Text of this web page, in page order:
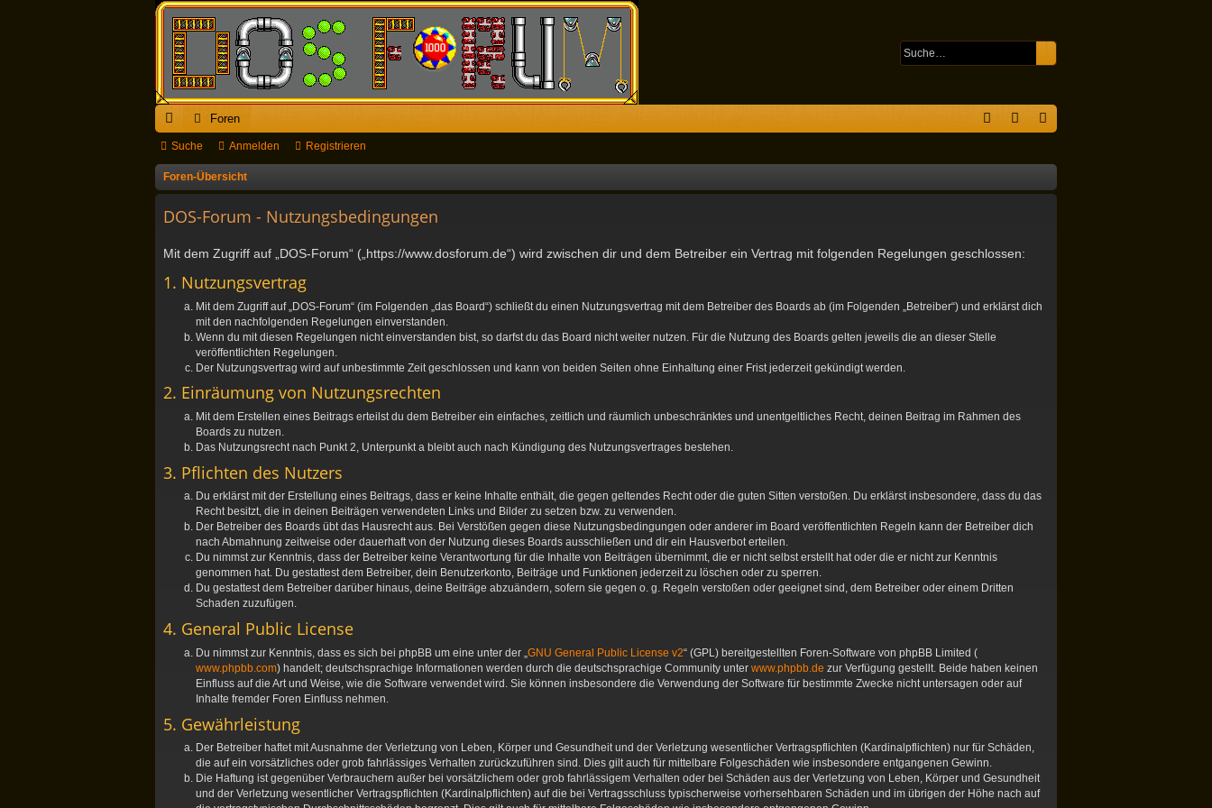
ch
ne
riff
Foren
n
Suche Anmelden Registrieren
Foren-Übersicht
DOS-Forum - Nutzungsbedingungen
Mit dem Zugriff auf „DOS-Forum“ („https://www.dosforum.de“) wird zwischen dir und dem Betreiber ein Vertrag mit folgenden Regelungen geschlossen:
1. Nutzungsvertrag
Mit dem Zugriff auf „DOS-Forum“ (im Folgenden „das Board“) schließt du einen Nutzungsvertrag mit dem Betreiber des Boards ab (im Folgenden „Betreiber“) und erklärst dich
mit den nachfolgenden Regelungen einverstanden.
Wenn du mit diesen Regelungen nicht einverstanden bist, so darfst du das Board nicht weiter nutzen. Für die Nutzung des Boards gelten jeweils die an dieser Stelle
veröffentlichten Regelungen.
Der Nutzungsvertrag wird auf unbestimmte Zeit geschlossen und kann von beiden Seiten ohne Einhaltung einer Frist jederzeit gekündigt werden.
2. Einräumung von Nutzungsrechten
Mit dem Erstellen eines Beitrags erteilst du dem Betreiber ein einfaches, zeitlich und räumlich unbeschränktes und unentgeltliches Recht, deinen Beitrag im Rahmen des
Boards zu nutzen.
Das Nutzungsrecht nach Punkt 2, Unterpunkt a bleibt auch nach Kündigung des Nutzungsvertrages bestehen.
3. Pflichten des Nutzers
Du erklärst mit der Erstellung eines Beitrags, dass er keine Inhalte enthält, die gegen geltendes Recht oder die guten Sitten verstoßen. Du erklärst insbesondere, dass du das
Recht besitzt, die in deinen Beiträgen verwendeten Links und Bilder zu setzen bzw. zu verwenden.
Der Betreiber des Boards übt das Hausrecht aus. Bei Verstößen gegen diese Nutzungsbedingungen oder anderer im Board veröffentlichten Regeln kann der Betreiber dich
nach Abmahnung zeitweise oder dauerhaft von der Nutzung dieses Boards ausschließen und dir ein Hausverbot erteilen.
Du nimmst zur Kenntnis, dass der Betreiber keine Verantwortung für die Inhalte von Beiträgen übernimmt, die er nicht selbst erstellt hat oder die er nicht zur Kenntnis
genommen hat. Du gestattest dem Betreiber, dein Benutzerkonto, Beiträge und Funktionen jederzeit zu löschen oder zu sperren.
Du gestattest dem Betreiber darüber hinaus, deine Beiträge abzuändern, sofern sie gegen o. g. Regeln verstoßen oder geeignet sind, dem Betreiber oder einem Dritten
Schaden zuzufügen.
4. General Public License
Du nimmst zur Kenntnis, dass es sich bei phpBB um eine unter der „ GNU General Public License v2“ (GPL) bereitgestellten Foren-Software von phpBB Limited (
www.phpbb.com) handelt; deutschsprachige Informationen werden durch die deutschsprachige Community unter www.phpbb.de zur Verfügung gestellt. Beide haben keinen
Einfluss auf die Art und Weise, wie die Software verwendet wird. Sie können insbesondere die Verwendung der Software für bestimmte Zwecke nicht untersagen oder auf
Inhalte fremder Foren Einfluss nehmen.
5. Gewährleistung
Der Betreiber haftet mit Ausnahme der Verletzung von Leben, Körper und Gesundheit und der Verletzung wesentlicher Vertragspflichten (Kardinalpflichten) nur für Schäden,
die auf ein vorsätzliches oder grob fahrlässiges Verhalten zurückzuführen sind. Dies gilt auch für mittelbare Folgeschäden wie insbesondere entgangenen Gewinn.
Die Haftung ist gegenüber Verbrauchern außer bei vorsätzlichem oder grob fahrlässigem Verhalten oder bei Schäden aus der Verletzung von Leben, Körper und Gesundheit
und der Verletzung wesentlicher Vertragspflichten (Kardinalpflichten) auf die bei Vertragsschluss typischerweise vorhersehbaren Schäden und im übrigen der Höhe nach auf